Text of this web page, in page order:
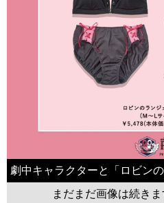
劇中キャラクターと「ロビン
まだまだ画像は続きま